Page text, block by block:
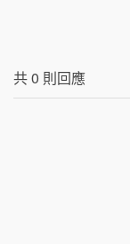
共0 則回應